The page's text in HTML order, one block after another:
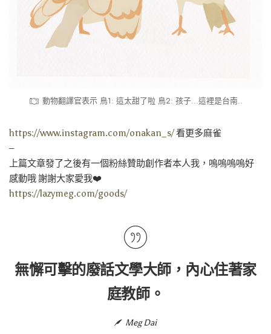
動物翻譯官表示 鳥1: 這太甜了啦 鳥2: 孩子…這裡是台南..
https://www.instagram.com/onakan_s/看更多麻雀
–
上篇文章發了之後有一個粉絲贊助創作者本人我，嗚嗚嗚嗚好
感動哦 謝謝大家愛我❤️
https://lazymeg.com/goods/
無懈可擊的廢話文學大師，內心住著家
庭教師。
Meg Dai